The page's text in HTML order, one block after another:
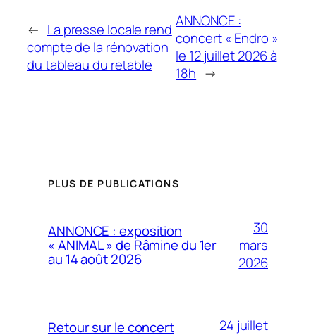
← La presse locale rend
compte de la rénovation
du tableau du retable
ANNONCE :
concert « Endro »
le 12 juillet 2026 à
18h →
PLUS DE PUBLICATIONS
ANNONCE : exposition
« ANIMAL » de Râmine du 1er
au 14 août 2026
30
mars
2026
Retour sur le concert
24 juillet